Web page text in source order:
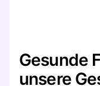
Gesunde
unsere